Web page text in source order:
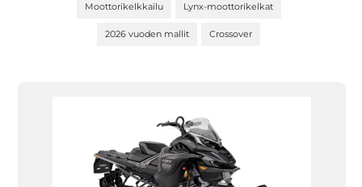
Moottorikelkkailu Lynx-moottorikelkat
2026 vuoden mallit Crossover